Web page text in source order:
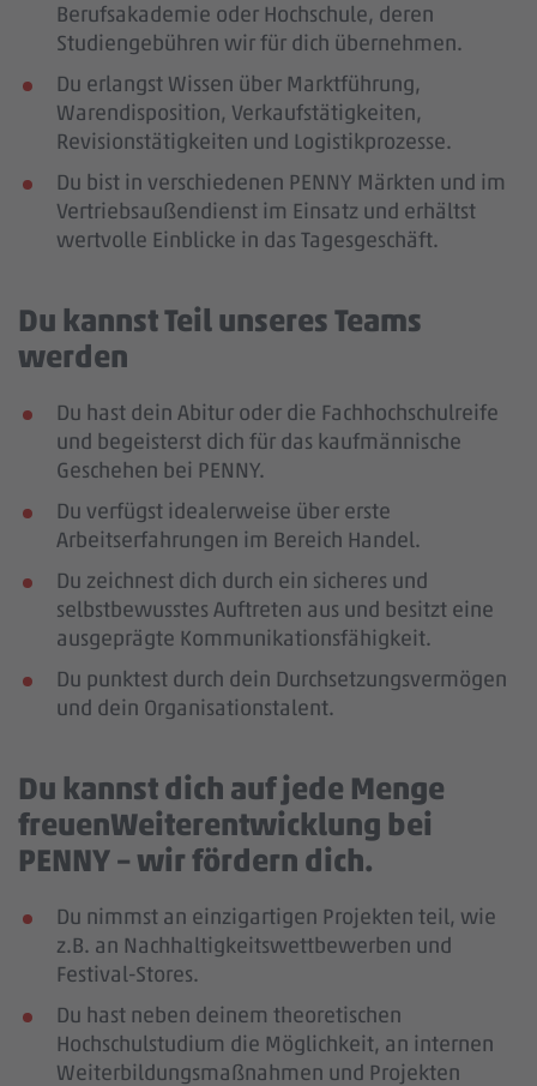
Berufsakademie oder Hochschule, deren
Studiengebühren wir für dich übernehmen.
Du erlangst Wissen über Marktführung,
Warendisposition, Verkaufstätigkeiten,
Revisionstätigkeiten und Logistikprozesse.
Du bist in verschiedenen PENNY Märkten und im
Vertriebsaußendienst im Einsatz und erhältst
wertvolle Einblicke in das Tagesgeschäft.
Du kannst Teil unseres Teams
werden
Du hast dein Abitur oder die Fachhochschulreife
und begeisterst dich für das kaufmännische
Geschehen bei PENNY.
Du verfügst idealerweise über erste
Arbeitserfahrungen im Bereich Handel.
Du zeichnest dich durch ein sicheres und
selbstbewusstes Auftreten aus und besitzt eine
ausgeprägte Kommunikationsfähigkeit.
Du punktest durch dein Durchsetzungsvermögen
und dein Organisationstalent.
Du kannst dich auf jede Menge
freuenWeiterentwicklung bei
PENNY – wir fördern dich.
Du nimmst an einzigartigen Projekten teil, wie
z.B. an Nachhaltigkeitswettbewerben und
Festival-Stores.
Du hast neben deinem theoretischen
Hochschulstudium die Möglichkeit, an internen
Weiterbildungsmaßnahmen und Projekten